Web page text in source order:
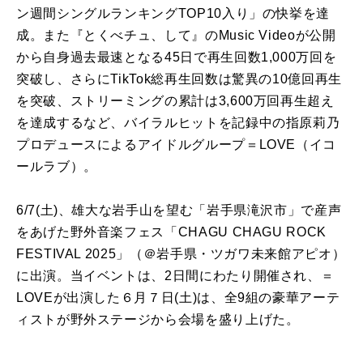
ン週間シングルランキングTOP10入り」の快挙を達
成。また『とくべチュ、して』のMusic Videoが公開
から自身過去最速となる45日で再生回数1,000万回を
突破し、さらにTikTok総再生回数は驚異の10億回再生
を突破、ストリーミングの累計は3,600万回再生超え
を達成するなど、バイラルヒットを記録中の指原莉乃
プロデュースによるアイドルグループ＝LOVE（イコ
ールラブ）。
6/7(土)、雄大な岩手山を望む「岩手県滝沢市」で産声
をあげた野外音楽フェス「CHAGU CHAGU ROCK
FESTIVAL 2025」（＠岩手県・ツガワ未来館アピオ）
に出演。当イベントは、2日間にわたり開催され、＝
LOVEが出演した６月７日(土)は、全9組の豪華アーテ
ィストが野外ステージから会場を盛り上げた。